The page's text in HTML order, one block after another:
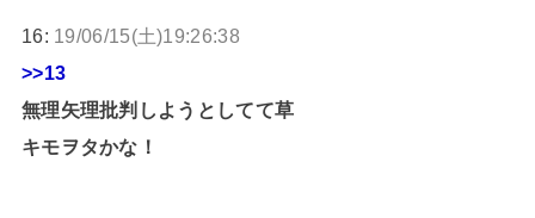
16: 19/06/15(土)19:26:38
>>13
無理矢理批判しようとしてて草
キモヲタかな！